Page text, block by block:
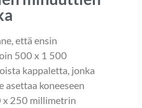
että ensin
500 x 1 500
kappaletta, jonka
asettaa koneeseen
x 250 millimetrin